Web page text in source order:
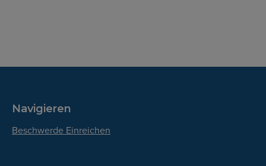
Navigieren
Beschwerde Einreichen